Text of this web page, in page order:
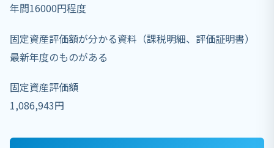
年間16000円程度
固定資産評価額が分かる資料（課税明細、評価証明書）
最新年度のものがある
固定資産評価額
1,086,943円